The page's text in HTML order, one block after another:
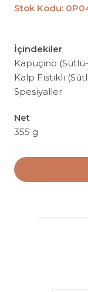
Stok Kodu:
İçindekiler
Kapuçino
Kalp Fıstıklı
Spesiyaller
Net
355 g